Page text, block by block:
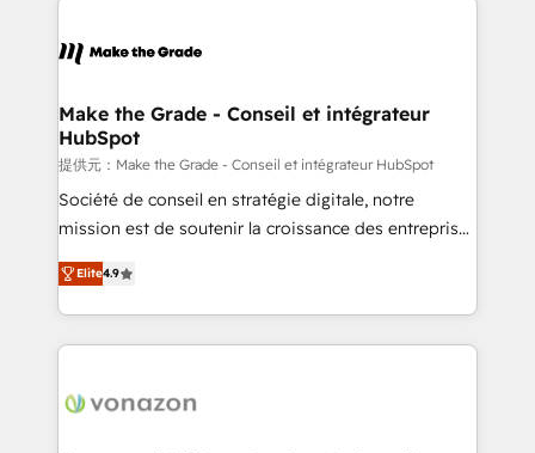
de la productivité des équipes Notre équipe de 30
avec un engagement total, alignant processus
métiers et technologie, et guidant vos équipes à
travers le changement, tout en centrant vos objectifs
d’entreprise. Grâce à une méthodologie éprouvée
auprès de plus de 400 clients, nous comprenons
HubSpot dans votre organisation. Pour toute
question technique ou besoin de structuration de
Make the Grade - Conseil et intégrateur
HubSpot
提供元：Make the Grade - Conseil et intégrateur HubSpot
Société de conseil en stratégie digitale, notre
mission est de soutenir la croissance des entreprises
B2B à travers l’acquisition de nouveaux clients,
l'intégration CRM et le développement des revenus
auprès de vos comptes existants. En France et à
l'international, nous travaillons avec des ETI
delà d’une simple transformation digitale et des
Elite4.9